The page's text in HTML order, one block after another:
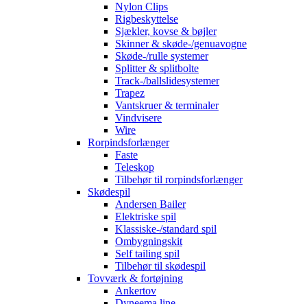
Nylon Clips
Rigbeskyttelse
Sjækler, kovse & bøjler
Skinner & skøde-/genuavogne
Skøde-/rulle systemer
Splitter & splitbolte
Track-/ballslidesystemer
Trapez
Vantskruer & terminaler
Vindvisere
Wire
Rorpindsforlænger
Faste
Teleskop
Tilbehør til rorpindsforlænger
Skødespil
Andersen Bailer
Elektriske spil
Klassiske-/standard spil
Ombygningskit
Self tailing spil
Tilbehør til skødespil
Tovværk & fortøjning
Ankertov